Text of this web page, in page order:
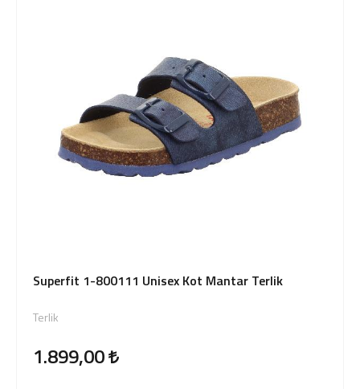
Superfit 1-800111 Unisex Kot Mantar Terlik
Terlik
1.899,00